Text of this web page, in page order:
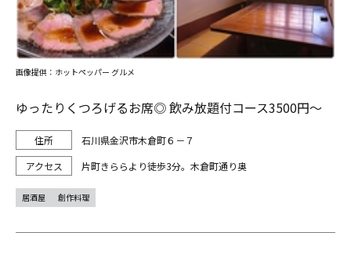
ゆったりくつろげるお席◎ 飲み放題付コース3500円～
石川県金沢市木倉町６－７
片町きららより徒歩3分。木倉町通り奥
画像提供：ホットペッパー グルメ
居酒屋 創作料理